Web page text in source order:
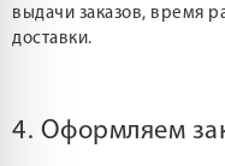
выдачи заказов, время
доставки.
4. Оформляем